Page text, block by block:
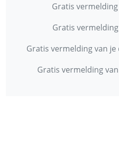
Gratis
Gratis
Gratis vermelding van
Gratis vermelding